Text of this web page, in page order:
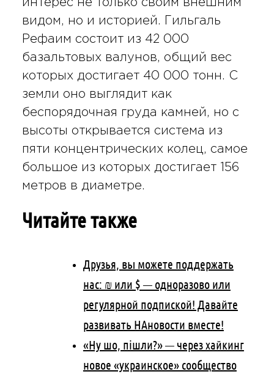
интерес не только своим внешним
видом, но и историей. Гильгаль
Рефаим состоит из 42 000
базальтовых валунов, общий вес
которых достигает 40 000 тонн. С
земли оно выглядит как
беспорядочная груда камней, но с
высоты открывается система из
пяти концентрических колец, самое
большое из которых достигает 156
метров в диаметре.
Читайте также
Друзья, вы можете поддержать
нас: ₪ или $ — одноразово или
регулярной подпиской! Давайте
развивать НАновости вместе!
«Ну шо, пішли?» — через хайкинг
новое «украинское» сообщество